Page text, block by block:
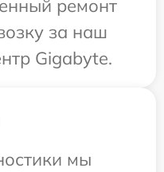
ремонт
за наш
Gigabyte.
мы